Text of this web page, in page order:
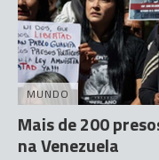
MUNDO
Mais de 200
na Venezuela